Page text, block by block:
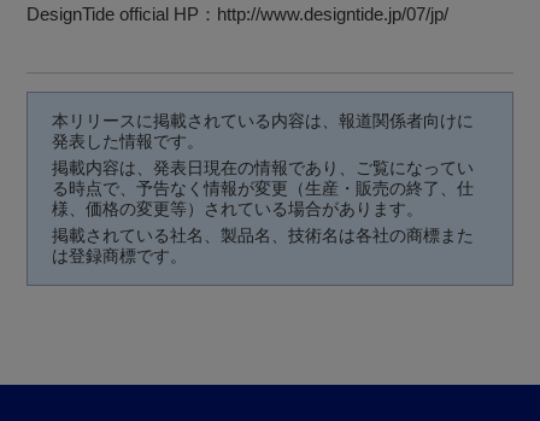
DesignTide official HP：http://www.designtide.jp/07/jp/
本リリースに掲載されている内容は、報道関係者向けに
発表した情報です。
掲載内容は、発表日現在の情報であり、ご覧になってい
る時点で、予告なく情報が変更（生産・販売の終了、仕
様、価格の変更等）されている場合があります。
掲載されている社名、製品名、技術名は各社の商標また
は登録商標です。